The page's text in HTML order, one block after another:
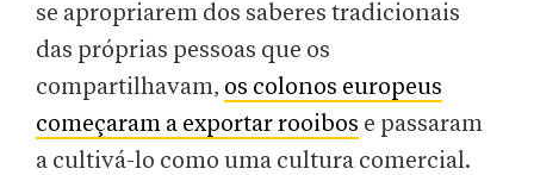
se apropriarem dos saberes tradicionais
das próprias pessoas que os
compartilhavam, os colonos europeus
começaram a exportar rooibos e passaram
a cultivá-lo como uma cultura comercial.